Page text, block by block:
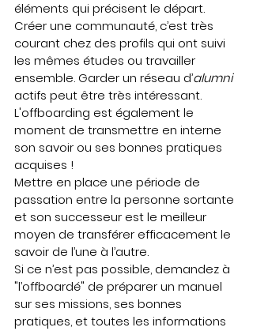
éléments qui précisent le départ.
Créer une communauté, c’est très
courant chez des profils qui ont suivi
les mêmes études ou travailler
ensemble. Garder un réseau d’alumni
actifs peut être très intéressant.
L'offboarding est également le
moment de transmettre en interne
son savoir ou ses bonnes pratiques
acquises !
Mettre en place une période de
passation entre la personne sortante
et son successeur est le meilleur
moyen de transférer efficacement le
savoir de l’une à l’autre.
Si ce n’est pas possible, demandez à
"l’offboardé" de préparer un manuel
sur ses missions, ses bonnes
pratiques, et toutes les informations